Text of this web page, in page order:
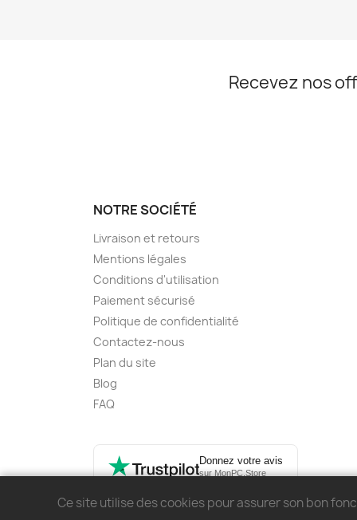
Recevez nos
NOTRE SOCIÉTÉ
Livraison et retours
Mentions légales
Conditions d'utilisation
Paiement sécurisé
Politique de confidentialité
Contactez-nous
Plan du site
Blog
FAQ
Donnez votre avis
sur MonPC.Store
Ce site utilise des cookies pour assurer son bon